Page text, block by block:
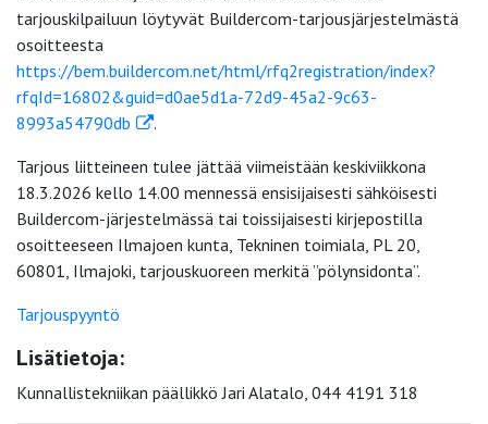
tarjouskilpailuun löytyvät Buildercom-tarjousjärjestelmästä
osoitteesta
https://bem.buildercom.net/html/rfq2registration/index?
rfqId=16802&guid=d0ae5d1a-72d9-45a2-9c63-
8993a54790db
.
Tarjous liitteineen tulee jättää viimeistään keskiviikkona
18.3.2026 kello 14.00 mennessä ensisijaisesti sähköisesti
Buildercom-järjestelmässä tai toissijaisesti kirjepostilla
osoitteeseen Ilmajoen kunta, Tekninen toimiala, PL 20,
60801, Ilmajoki, tarjouskuoreen merkitä ”pölynsidonta”.
Tarjouspyyntö
Lisätietoja:
Kunnallistekniikan päällikkö Jari Alatalo, 044 4191 318